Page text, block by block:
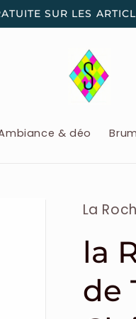
SUR LES
& déo
La
la
de